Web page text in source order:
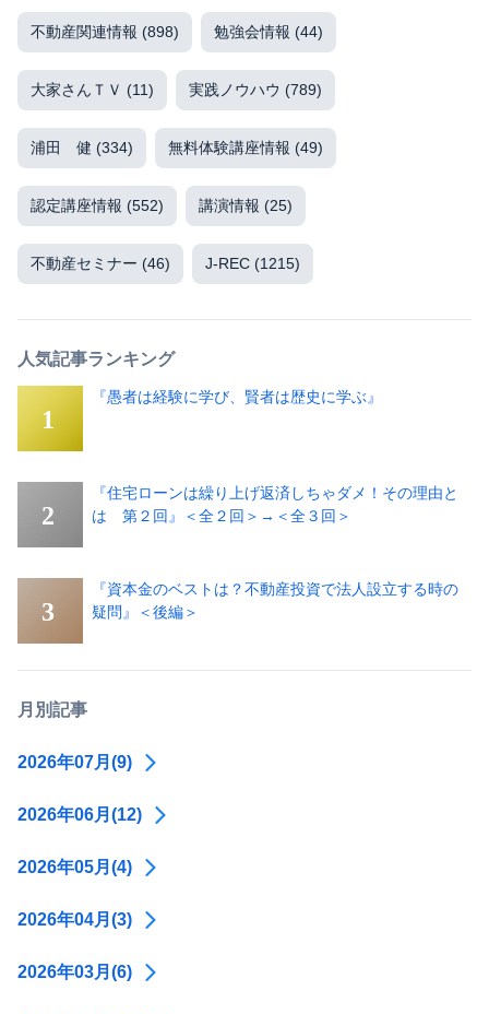
不動産関連情報 (898) 勉強会情報 (44)
大家さんＴＶ (11) 実践ノウハウ (789)
浦田 健 (334) 無料体験講座情報 (49)
認定講座情報 (552) 講演情報 (25)
不動産セミナー (46) J-REC (1215)
人気記事ランキング
『愚者は経験に学び、賢者は歴史に学ぶ』
『住宅ローンは繰り上げ返済しちゃダメ！その理由と
は 第２回』＜全２回＞→＜全３回＞
『資本金のベストは？不動産投資で法人設立する時の
疑問』＜後編＞
月別記事
2026年07月(9)
2026年06月(12)
2026年05月(4)
2026年04月(3)
2026年03月(6)